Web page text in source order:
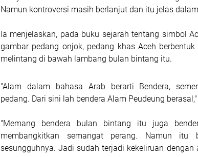
Namun kontroversi masih berlanjut dan itu jelas
Ia menjelaskan, pada buku sejarah tentang simbol
gambar pedang onjok, pedang khas Aceh
melintang di bawah lambang bulan bintang itu.
"Alam dalam bahasa Arab berarti Bendera,
pedang. Dari sini lah bendera Alam Peudeung
"Memang bendera bulan bintang itu juga
membangkitkan semangat perang. Namun itu
sesungguhnya. Jadi sudah terjadi kekeliruan